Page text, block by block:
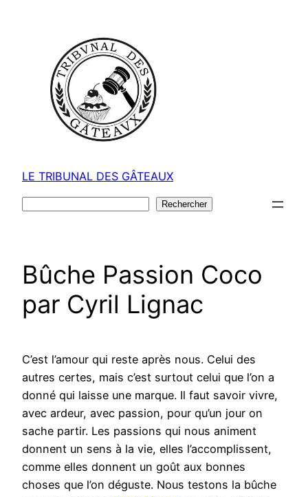
LE TRIBUNAL DES GÂTEAUX
Rechercher
Bûche Passion Coco
par Cyril Lignac
C’est l’amour qui reste après nous. Celui des
autres certes, mais c’est surtout celui que l’on a
donné qui laisse une marque. Il faut savoir vivre,
avec ardeur, avec passion, pour qu’un jour on
sache partir. Les passions qui nous animent
donnent un sens à la vie, elles l’accomplissent,
comme elles donnent un goût aux bonnes
choses que l’on déguste. Nous testons la bûche